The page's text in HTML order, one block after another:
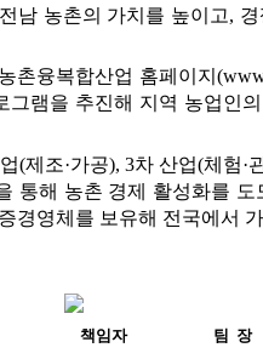
남 농촌의 가치를 높이고,
촌융복합산업 홈페이지
램을 추진해 지역 농업인
(제조·가공), 3차 산업(체험·
통해 농촌 경제 활성화를 도
경영체를 보유해 전국에서
책임자 팀  장